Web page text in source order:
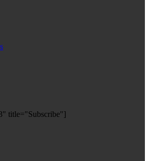
title="Subscribe"]